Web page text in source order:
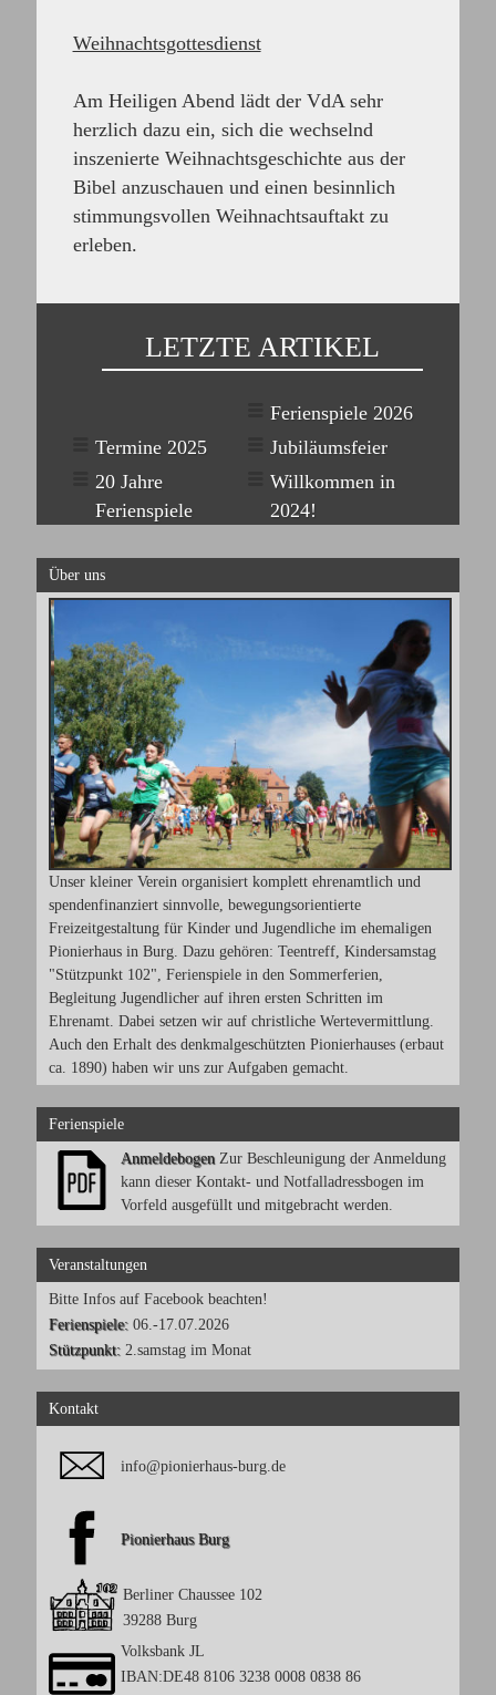
Weihnachtsgottesdienst
Am Heiligen Abend lädt der VdA sehr
herzlich dazu ein, sich die wechselnd
inszenierte Weihnachtsgeschichte aus der
Bibel anzuschauen und einen besinnlich
stimmungsvollen Weihnachtsauftakt zu
erleben.
LETZTE ARTIKEL
Ferienspiele 2026
Termine 2025
Jubiläumsfeier
20 Jahre
Ferienspiele
Willkommen in
2024!
Über uns
Unser kleiner Verein organisiert komplett ehrenamtlich und
spendenfinanziert sinnvolle, bewegungsorientierte
Freizeitgestaltung für Kinder und Jugendliche im ehemaligen
Pionierhaus in Burg. Dazu gehören: Teentreff, Kindersamstag
"Stützpunkt 102", Ferienspiele in den Sommerferien,
Begleitung Jugendlicher auf ihren ersten Schritten im
Ehrenamt. Dabei setzen wir auf christliche Wertevermittlung.
Auch den Erhalt des denkmalgeschützten Pionierhauses (erbaut
ca. 1890) haben wir uns zur Aufgaben gemacht.
Ferienspiele
AnmeldebogenZur Beschleunigung der Anmeldung
kann dieser Kontakt- und Notfalladressbogen im
Vorfeld ausgefüllt und mitgebracht werden.
Veranstaltungen
Bitte Infos auf Facebook beachten!
Ferienspiele:06.-17.07.2026
Stützpunkt:2.samstag im Monat
Kontakt
info@pionierhaus-burg.de
Pionierhaus Burg
Berliner Chaussee 102
39288 Burg
Volksbank JL
IBAN:DE48 8106 3238 0008 0838 86